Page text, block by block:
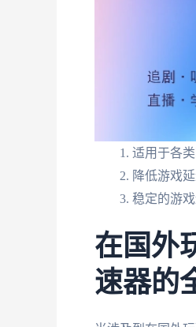
适用于各
降低游戏
稳定的游
在国外
速器的